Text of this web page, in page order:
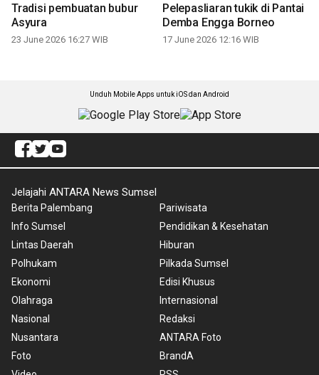
Tradisi pembuatan bubur
Asyura
23 June 2026 16:27 WIB
Pelepasliaran tukik di Pantai
Demba Engga Borneo
17 June 2026 12:16 WIB
Unduh Mobile Apps untuk iOS dan Android
Jelajahi ANTARA News Sumsel
Berita Palembang
Info Sumsel
Lintas Daerah
Polhukam
Ekonomi
Olahraga
Nasional
Nusantara
Foto
Pariwisata
Pendidikan & Kesehatan
Hiburan
Pilkada Sumsel
Edisi Khusus
Internasional
Redaksi
ANTARA Foto
BrandA